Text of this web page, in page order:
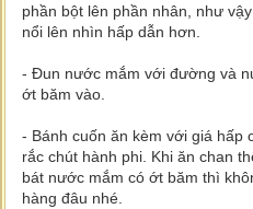
phần bột lên phần nhân, như
nổi lên nhìn hấp dẫn hơn.
- Đun nước mắm với đường và
ớt băm vào.
- Bánh cuốn ăn kèm với giá hấp
rắc chút hành phi. Khi ăn chan
bát nước mắm có ớt băm thì
hàng đâu nhé.